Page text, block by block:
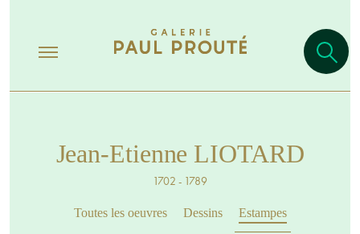
Jean-Etienne LIOTARD
1702 - 1789
Toutes les oeuvres Dessins Estampes